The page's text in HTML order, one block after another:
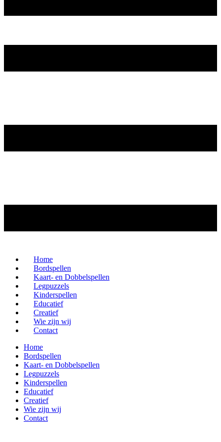
Home
Bordspellen
Kaart- en Dobbelspellen
Legpuzzels
Kinderspellen
Educatief
Creatief
Wie zijn wij
Contact
Home
Bordspellen
Kaart- en Dobbelspellen
Legpuzzels
Kinderspellen
Educatief
Creatief
Wie zijn wij
Contact